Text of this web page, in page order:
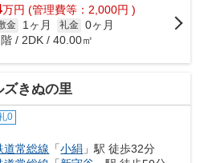
万円 (管理費等：2,000円 )
金 1ヶ月 礼金 0ヶ月
/ 2DK / 40.00㎡
きぬの里
0
道常総線 「小絹 」駅 徒歩32分